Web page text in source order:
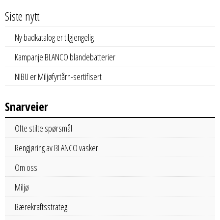
Siste nytt
Ny badkatalog er tilgjengelig
Kampanje BLANCO blandebatterier
NIBU er Miljøfyrtårn-sertifisert
Snarveier
Ofte stilte spørsmål
Rengjøring av BLANCO vasker
Om oss
Miljø
Bærekraftsstrategi